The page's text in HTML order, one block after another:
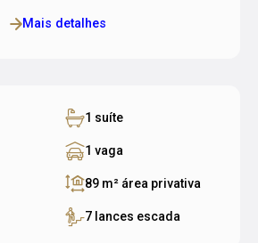
Mais detalhes
1 suíte
1 vaga
89 m² área privativa
7 lances escada